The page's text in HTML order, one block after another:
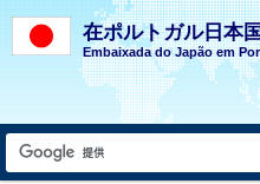
在ポルトガル日本
Embaixada do Japão em